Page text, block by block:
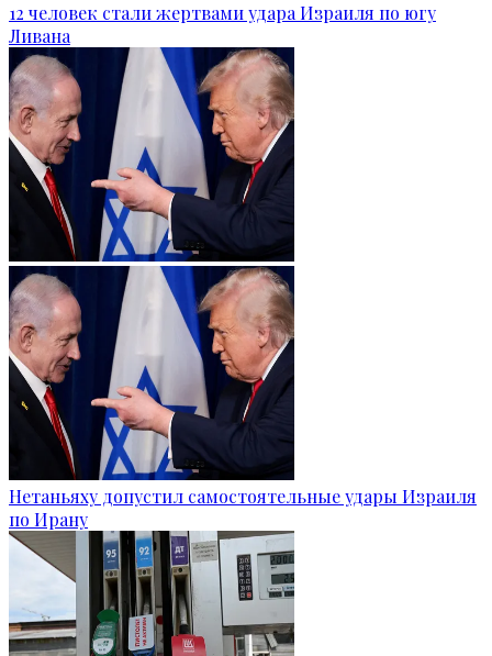
12 человек стали жертвами удара Израиля по югу
Ливана
Нетаньяху допустил самостоятельные удары Израиля
по Ирану